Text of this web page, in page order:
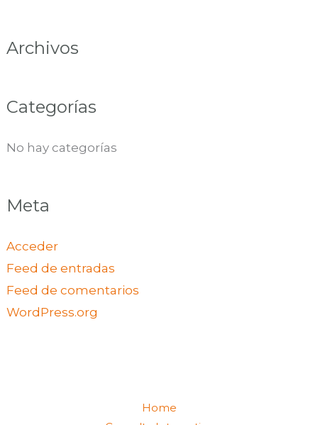
Archivos
Categorías
No hay categorías
Meta
Acceder
Feed de entradas
Feed de comentarios
WordPress.org
Home